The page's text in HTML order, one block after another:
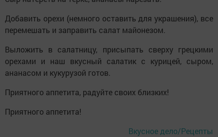
Добавить орехи (немного оставить для украшения), все
перемешать и заправить салат майонезом.
Выложить в салатницу, присыпать сверху грецкими
орехами и наш вкусный салатик с курицей, сыром,
ананасом и кукурузой готов.
Приятного аппетита, радуйте своих близких!
Приятного аппетита!
Вкусное дело/Рецепты